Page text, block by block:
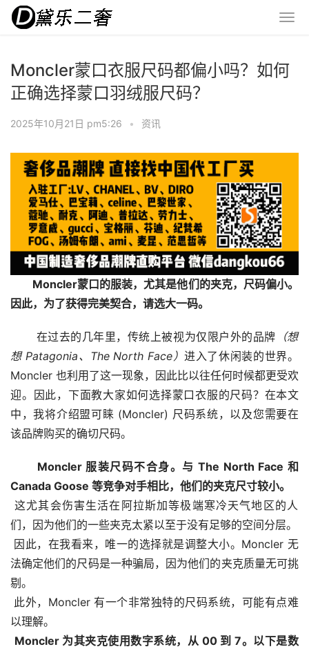
Moncler蒙口衣服尺码都偏小吗？如何
正确选择蒙口羽绒服尺码？
2025年10月21日 pm5:26 • 资讯
Moncler蒙口的服装，尤其是他们的夹克，尺码偏小。
因此，为了获得完美契合，请选大一码。
在过去的几年里，传统上被视为仅限户外的品牌 （想
想 Patagonia、The North Face）进入了休闲装的世界。
Moncler 也利用了这一现象，因此比以往任何时候都更受欢
迎。因此，下面教大家如何选择蒙口衣服的尺码？在本文
中，我将介绍盟可睐 (Moncler) 尺码系统，以及您需要在
该品牌购买的确切尺码。
Moncler 服装尺码不合身。与 The North Face 和
Canada Goose 等竞争对手相比，他们的夹克尺寸较小。
这尤其会伤害生活在阿拉斯加等极端寒冷天气地区的人
们，因为他们的一些夹克太紧以至于没有足够的空间分层。
法确定他们的尺码是一种骗局，因为他们的夹克质量无可挑
剔。
以理解。
Moncler 为其夹克使用数字系统，从 00 到 7。以下是数